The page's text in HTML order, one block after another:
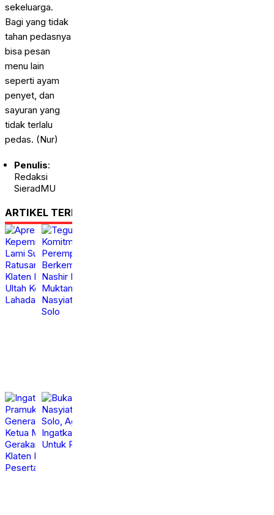
sekeluarga.
Bagi yang tidak
tahan pedasnya
bisa pesan
menu lain
seperti ayam
penyet, dan
sayuran yang
tidak terlalu
pedas. (Nur)
Penulis:
Redaksi
SieradMU
ARTIKEL TERKAIT